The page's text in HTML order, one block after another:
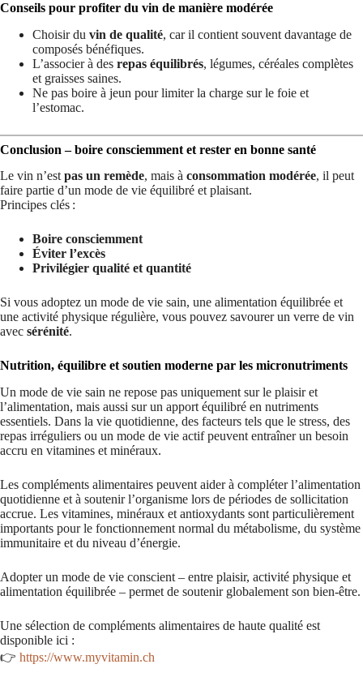
Conseils pour profiter du vin de manière modérée
Choisir du vin de qualité, car il contient souvent davantage de
composés bénéfiques.
L’associer à des repas équilibrés, légumes, céréales complètes
et graisses saines.
Ne pas boire à jeun pour limiter la charge sur le foie et
l’estomac.
Conclusion – boire consciemment et rester en bonne santé
Le vin n’estpas un remède, mais à consommation modérée, il peut
faire partie d’un mode de vie équilibré et plaisant.
Principes clés :
Boire consciemment
Éviter l’excès
Privilégier qualité et quantité
Si vous adoptez un mode de vie sain, une alimentation équilibrée et
une activité physique régulière, vous pouvez savourer un verre de vin
avec sérénité.
Nutrition, équilibre et soutien moderne par les micronutriments
Un mode de vie sain ne repose pas uniquement sur le plaisir et
l’alimentation, mais aussi sur un apport équilibré en nutriments
essentiels. Dans la vie quotidienne, des facteurs tels que le stress, des
repas irréguliers ou un mode de vie actif peuvent entraîner un besoin
accru en vitamines et minéraux.
Les compléments alimentaires peuvent aider à compléter l’alimentation
quotidienne et à soutenir l’organisme lors de périodes de sollicitation
accrue. Les vitamines, minéraux et antioxydants sont particulièrement
importants pour le fonctionnement normal du métabolisme, du système
immunitaire et du niveau d’énergie.
Adopter un mode de vie conscient – entre plaisir, activité physique et
alimentation équilibrée – permet de soutenir globalement son bien-être.
Une sélection de compléments alimentaires de haute qualité est
disponible ici :
👉 https://www.myvitamin.ch